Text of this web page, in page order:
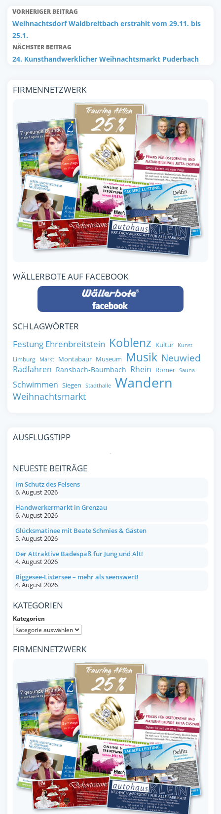
VORHERIGER BEITRAG
Weihnachtsdorf Waldbreitbach erstrahlt vom 29.11. bis
25.1.
NÄCHSTER BEITRAG
24. Kunsthandwerklicher Weihnachtsmarkt Puderbach
FIRMENNETZWERK
WÄLLERBOTE AUF FACEBOOK
SCHLAGWÖRTER
Festung Ehrenbreitstein Koblenz Kultur Kunst
Limburg Markt Montabaur Museum Musik Neuwied
Radfahren Ransbach-Baumbach Rhein Römer Sauna
Schwimmen Siegen Stadthalle Wandern
Weihnachtsmarkt
AUSFLUGSTIPP
NEUESTE BEITRÄGE
Im Schutz des Felsens
6. August 2026
Handwerkermarkt in Grenzau
6. August 2026
Glücksmatinee mit Beate Schmies & Gästen
5. August 2026
Der Attraktive Badespaß für Jung und Alt!
4. August 2026
Biggesee-Listersee – mehr als seenswert!
4. August 2026
KATEGORIEN
Kategorien
FIRMENNETZWERK